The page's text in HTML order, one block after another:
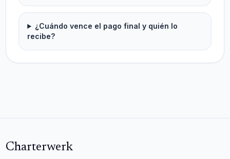
¿Cuándo vence el pago final y quién lo
recibe?
Charterwerk